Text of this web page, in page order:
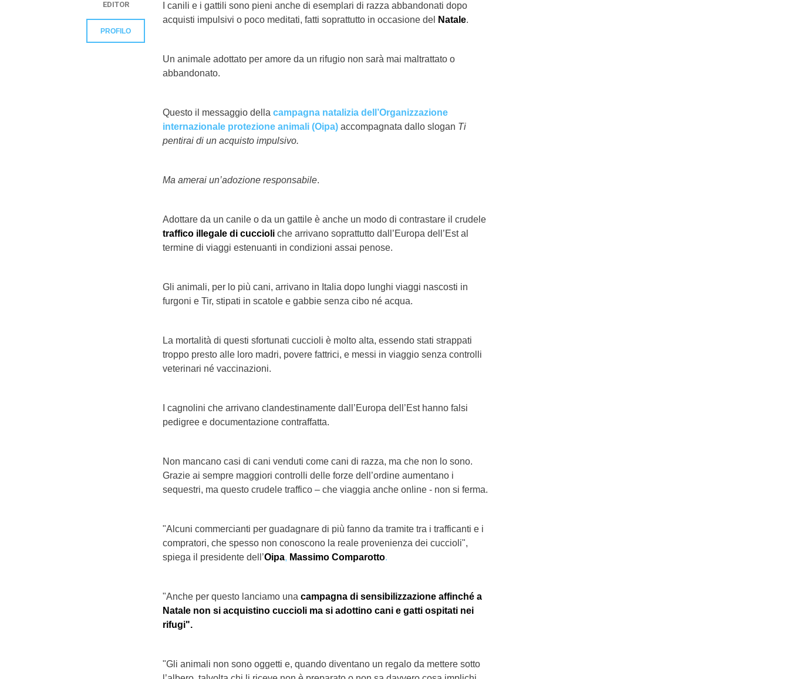
I canili e i gattili sono pieni anche di esemplari di razza abbandonati dopo
acquisti impulsivi o poco meditati, fatti soprattutto in occasione del
Natale.
Un animale adottato per amore da un rifugio non sarà mai maltrattato o
abbandonato.
Questo il messaggio della campagna natalizia dell’Organizzazione
internazionale protezione animali (Oipa) accompagnata dallo slogan Ti
pentirai di un acquisto impulsivo.
Ma amerai un’adozione responsabile.
Adottare da un canile o da un gattile è anche un modo di contrastare il crudele
traffico illegale di cuccioli che arrivano soprattutto dall’Europa dell’Est al
termine di viaggi estenuanti in condizioni assai penose.
Gli animali, per lo più cani, arrivano in Italia dopo lunghi viaggi nascosti in
furgoni e Tir, stipati in scatole e gabbie senza cibo né acqua.
La mortalità di questi sfortunati cuccioli è molto alta, essendo stati strappati
troppo presto alle loro madri, povere fattrici, e messi in viaggio senza controlli
veterinari né vaccinazioni.
I cagnolini che arrivano clandestinamente dall’Europa dell’Est hanno falsi
pedigree e documentazione contraffatta.
Non mancano casi di cani venduti come cani di razza, ma che non lo sono.
Grazie ai sempre maggiori controlli delle forze dell’ordine aumentano i
sequestri, ma questo crudele traffico – che viaggia anche online - non si ferma.
"Alcuni commercianti per guadagnare di più fanno da tramite tra i trafficanti e i
compratori, che spesso non conoscono la reale provenienza dei cuccioli",
spiega il presidente dell’Oipa, Massimo Comparotto.
"Anche per questo lanciamo una campagna di sensibilizzazione affinché a
Natale non si acquistino cuccioli ma si adottino cani e gatti ospitati nei
rifugi".
"Gli animali non sono oggetti e, quando diventano un regalo da mettere sotto
EDITOR
PROFILO